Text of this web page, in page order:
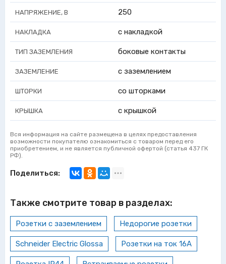
НАПРЯЖЕНИЕ, В 250
НАКЛАДКА с накладкой
ТИП ЗАЗЕМЛЕНИЯ боковые контакты
ЗАЗЕМЛЕНИЕ с заземлением
ШТОРКИ со шторками
КРЫШКА с крышкой
Вся информация на сайте размещена в целях предоставления
возможности покупателю ознакомиться с товаром перед его
приобретением, и не является публичной офертой (статья 437 ГК
РФ).
Поделиться:
Также смотрите товар в разделах:
Розетки с заземлением Недорогие розетки
Schneider Electric Glossa Розетки на ток 16А